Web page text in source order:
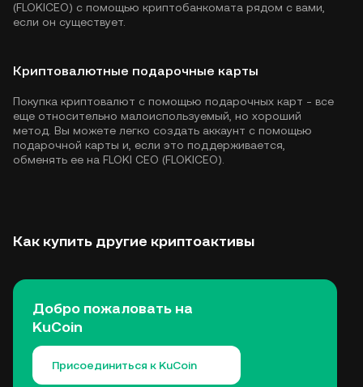
(FLOKICEO) с помощью криптобанкомата рядом с вами,
если он существует.
Криптовалютные подарочные карты
Покупка криптовалют с помощью подарочных карт - все
еще относительно малоиспользуемый, но хороший
метод. Вы можете легко создать аккаунт с помощью
подарочной карты и, если это поддерживается,
обменять ее на FLOKI CEO (FLOKICEO).
Как купить другие криптоактивы
Добро пожаловать на
KuCoin
Присоединиться к KuCoin